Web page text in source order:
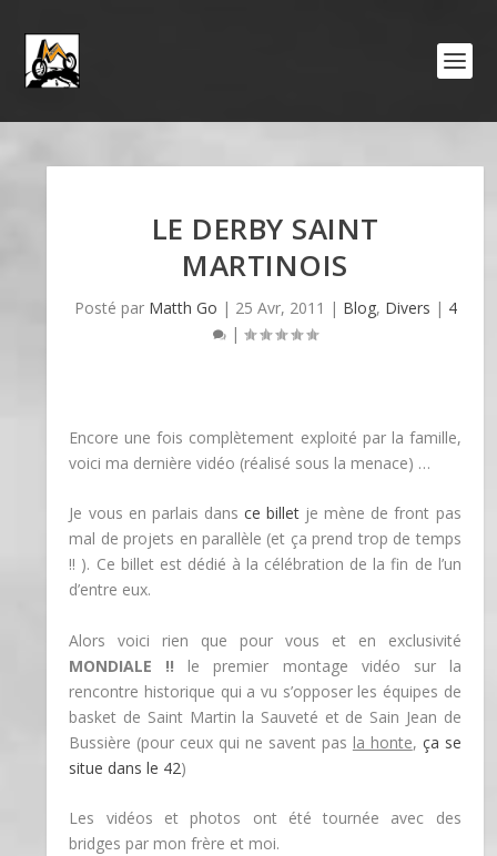
LE DERBY SAINT
MARTINOIS
Posté par Matth Go | 25 Avr, 2011 | Blog, Divers | 4
|
Encore une fois complètement exploité par la famille,
voici ma dernière vidéo (réalisé sous la menace) …
Je vous en parlais dans ce billet je mène de front pas
mal de projets en parallèle (et ça prend trop de temps
!! ). Ce billet est dédié à la célébration de la fin de l’un
d’entre eux.
Alors voici rien que pour vous et en exclusivité
MONDIALE !! le premier montage vidéo sur la
rencontre historique qui a vu s’opposer les équipes de
basket de Saint Martin la Sauveté et de Sain Jean de
Bussière (pour ceux qui ne savent pas la honte, ça se
situe dans le 42)
Les vidéos et photos ont été tournée avec des
bridges par mon frère et moi.